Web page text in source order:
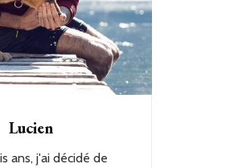
Lucien
ans, j'ai décidé de